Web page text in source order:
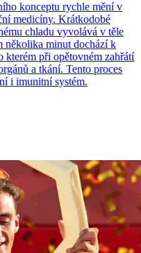
konceptu rychle mění v
medicíny. Krátkodobé
chladu vyvolává v těle
několika minut dochází k
kterém při opětovném zahřátí
a tkání. Tento proces
i imunitní systém.